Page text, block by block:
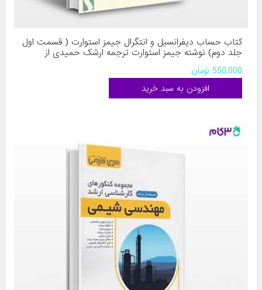
کتاب حساب دیفرانسیل و انتگرال جیمز استوارت ( قسمت اول
جلد دوم) نوشته جیمز استوارت ترجمه ارشک حمیدی از
فاطمی
550,000 تومان